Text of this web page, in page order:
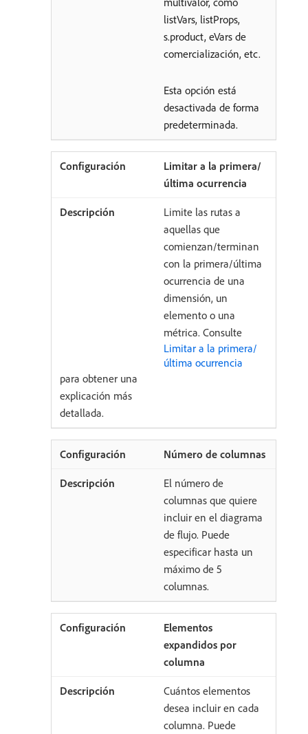
listVars, listProps,
s.product, eVars de
comercialización, etc.
Esta opción está
desactivada de forma
predeterminada.
Limitar a la primera/
última ocurrencia
Limite las rutas a
aquellas que
comienzan/terminan
con la primera/última
ocurrencia de una
dimensión, un
elemento o una
métrica. Consulte
Limitar a la primera/
última ocurrencia
para obtener una
explicación más
detallada.
Número de columnas
El número de
columnas que quiere
incluir en el diagrama
de flujo. Puede
especificar hasta un
máximo de 5
columnas.
Elementos
expandidos por
columna
Cuántos elementos
desea incluir en cada
columna. Puede